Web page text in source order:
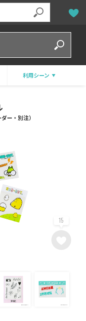
利用シーン
ー・別注）
15